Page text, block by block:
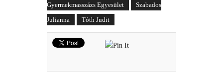
Gyermekmasszázs Egyesület
Szabados
Julianna
Tóth Judit